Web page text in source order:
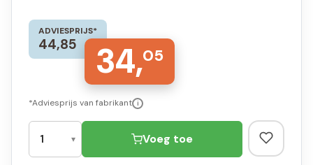
ADVIESPRIJS*
44,85 34,05
*Adviesprijs van fabrikant i
Voeg toe